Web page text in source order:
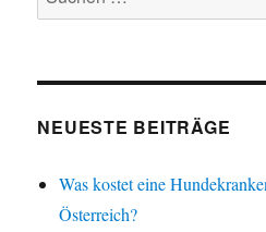
nach:
NEUESTE BEITRÄGE
Was kostet eine
Österreich?